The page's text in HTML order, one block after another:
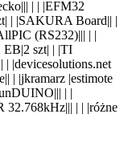
|| | | |EFM32
| |SAKURA Board|| |
(RS232)||| | |
szt| | |TI
| | |devicesolutions.net
| | |jkramarz |estimote
|| | |
32.768kHz||| | | |różne